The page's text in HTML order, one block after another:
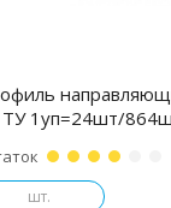
1уп=24шт/
шт.